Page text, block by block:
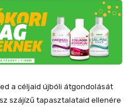
a céljaid újbóli átgondolását
szájízű tapasztalataid ellenére